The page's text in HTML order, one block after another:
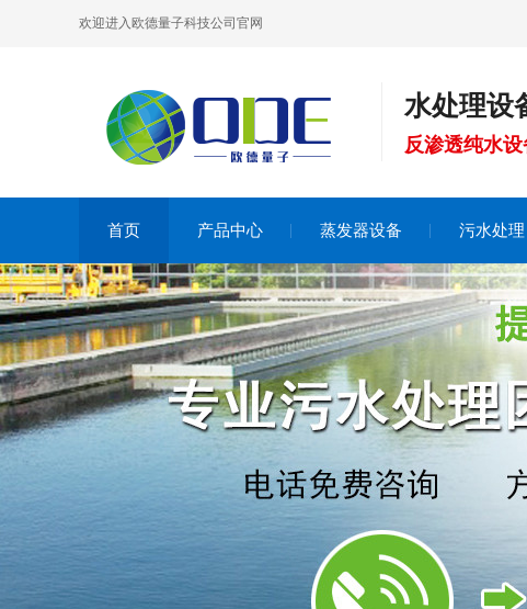
欢迎进入欧德量子科技公司官网
水处理设
反渗透纯水设
首页 产品中心 蒸发器设备 污水处理